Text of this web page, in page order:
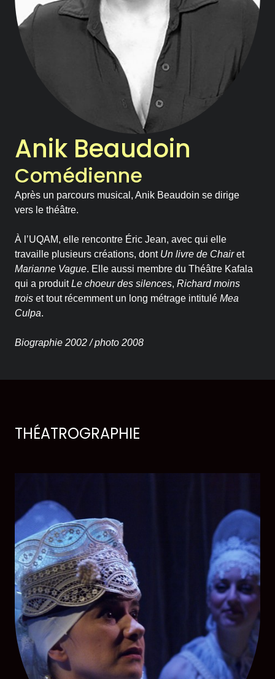
Notre Chambre d’amis
Les Activités
Le Printemps des Ateliers-
théâtre
Les Ateliers-théâtre
Les Rencontres
Les Chroniques
Les Ateliers
La compagnie
Historique
Théâtrographie
d’administration
Votre soutien
médias
Votre soutien
Desjardins fait la paire
Anik Beaudoin
Comédienne
Après un parcours musical, Anik Beaudoin se dirige
vers le théâtre.
À l’UQAM, elle rencontre Éric Jean, avec qui elle
travaille plusieurs créations, dont Un livre de Chairet
Marianne Vague. Elle aussi membre du Théâtre Kafala
qui a produitLe choeur des silences,Richard moins
trois et tout récemment un long métrage intituléMea
Culpa.
Biographie 2002 / photo 2008
THÉATROGRAPHIE